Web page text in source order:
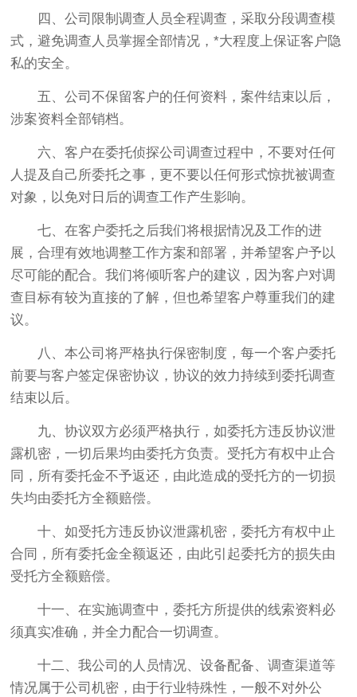
四、公司限制调查人员全程调查，采取分段调查模
式，避免调查人员掌握全部情况，*大程度上保证客户隐
私的安全。
五、公司不保留客户的任何资料，案件结束以后，
涉案资料全部销档。
六、客户在委托侦探公司调查过程中，不要对任何
人提及自己所委托之事，更不要以任何形式惊扰被调查
对象，以免对日后的调查工作产生影响。
七、在客户委托之后我们将根据情况及工作的进
展，合理有效地调整工作方案和部署，并希望客户予以
尽可能的配合。我们将倾听客户的建议，因为客户对调
查目标有较为直接的了解，但也希望客户尊重我们的建
议。
八、本公司将严格执行保密制度，每一个客户委托
前要与客户签定保密协议，协议的效力持续到委托调查
结束以后。
九、协议双方必须严格执行，如委托方违反协议泄
露机密，一切后果均由委托方负责。受托方有权中止合
同，所有委托金不予返还，由此造成的受托方的一切损
失均由委托方全额赔偿。
十、如受托方违反协议泄露机密，委托方有权中止
合同，所有委托金全额返还，由此引起委托方的损失由
受托方全额赔偿。
十一、在实施调查中，委托方所提供的线索资料必
须真实准确，并全力配合一切调查。
十二、我公司的人员情况、设备配备、调查渠道等
情况属于公司机密，由于行业特殊性，一般不对外公